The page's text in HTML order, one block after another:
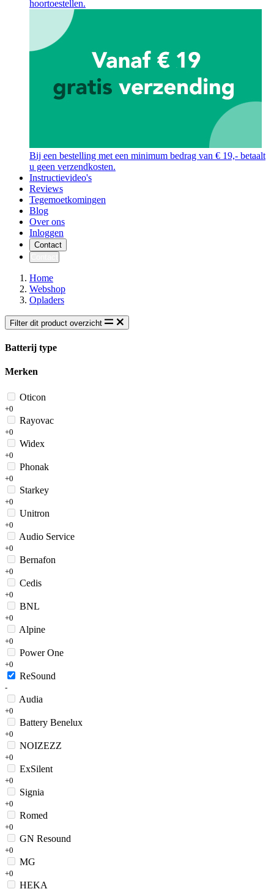
hoortoestellen.
Bij een bestelling met een minimum bedrag van € 19,- betaalt
u geen verzendkosten.
Instructievideo's
Reviews
Tegemoetkomingen
Blog
Over ons
Inloggen
Contact
Home
Webshop
Opladers
Filter dit product overzicht
Batterij type
Merken
Oticon
+0
Rayovac
+0
Widex
+0
Phonak
+0
Starkey
+0
Unitron
+0
Audio Service
+0
Bernafon
+0
Cedis
+0
BNL
+0
Alpine
+0
Power One
+0
ReSound
-
Audia
+0
Battery Benelux
+0
NOIZEZZ
+0
ExSilent
+0
Signia
+0
Romed
+0
GN Resound
+0
MG
+0
HEKA